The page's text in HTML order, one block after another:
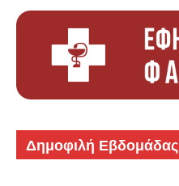
Δημοφιλή Εβδομάδας